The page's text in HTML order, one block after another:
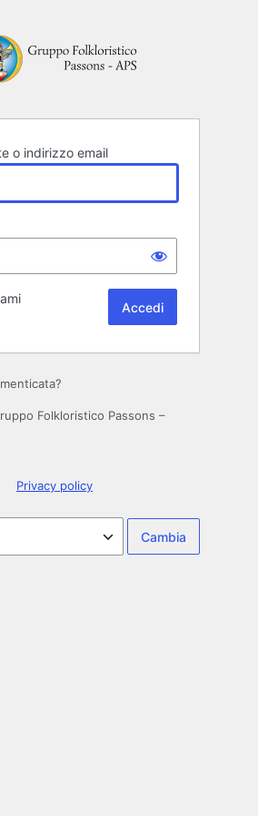
o indirizzo email
Folkloristico Passons –
Privacy policy